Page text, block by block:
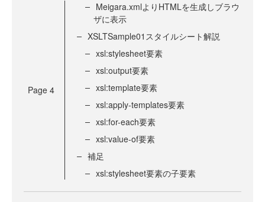
Page 4
Meigara.xmlよりHTMLを生成しブラウ
ザに表示
XSLTSample01スタイルシート解説
xsl:stylesheet要素
xsl:output要素
xsl:template要素
xsl:apply-templates要素
xsl:for-each要素
xsl:value-of要素
補足
xsl:stylesheet要素の子要素